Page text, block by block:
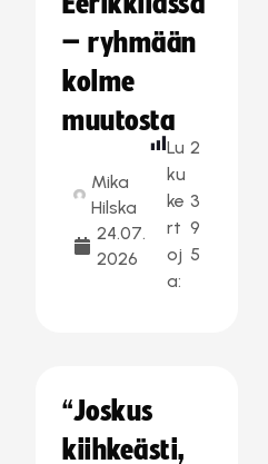
– ryhmään
kolme
muutosta
Mika
Hilska
24.07.
2026
Lu
ku
ke
rt
oj
a:
2
3
9
5
“Joskus
kiihkeästi,